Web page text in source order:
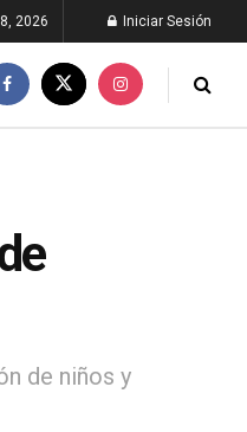
2026 Iniciar Sesión
de niños y